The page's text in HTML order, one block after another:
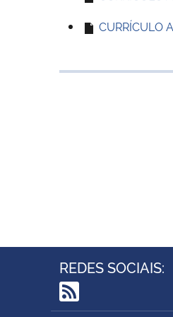
CURRÍCULO
REDES SOCIAIS: